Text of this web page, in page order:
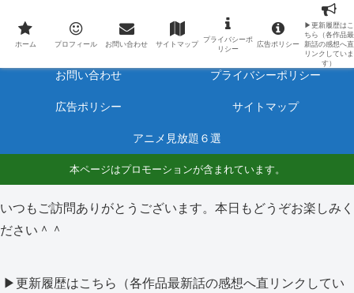
最新アニメのあらすじと感想をネタバレ有りで毎日更新しています。
ホーム プロフィール
お問い合わせ プライバシーポリシー
広告ポリシー サイトマップ
アニメ見放題６選
本ページはプロモーションが含まれています。
いつもご訪問ありがとうございます。本日もどうぞお楽しみく
ださい＾＾
▶更新履歴はこちら（各作品最新話の感想へ直リンクしてい
ホーム プロフィール お問い合わせ サイトマップ
プライバシーポ
リシー
広告ポリシー
▶更新履歴はこ
ちら（各作品最
新話の感想へ直
リンクしていま
す）